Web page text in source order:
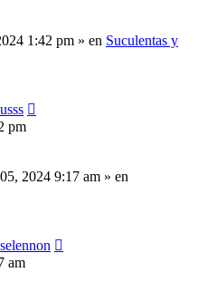
1:42 pm » en Suculentas y
pm
2024 9:17 am » en
am